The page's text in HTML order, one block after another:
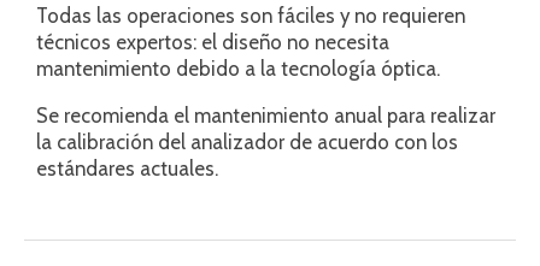
Todas las operaciones son fáciles y no requieren
técnicos expertos: el diseño no necesita
mantenimiento debido a la tecnología óptica.
Se recomienda el mantenimiento anual para realizar
la calibración del analizador de acuerdo con los
estándares actuales.